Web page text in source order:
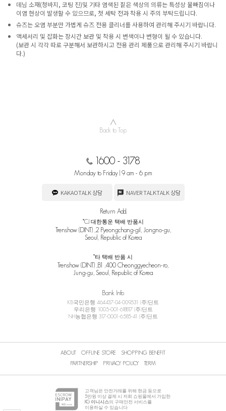
데님 소재(청바지, 코팅 진)및 기타 염색된 짙은 색상의 의류는 특성상 물빠짐이나
이염 현상이 발생할 수 있으므로, 첫 세탁 전과 착용 시 주의 부탁드립니다.
슈즈는 오염 부분만 가볍게 슈즈 전용 클리너를 사용하여 관리해 주시기 바랍니다.
액세서리 및 잡화는 장시간 보관 및 착용 시 변색이나 변형이 될 수 있습니다.
(보관 시 각각 따로 구분해서 보관하시고 전용 관리 제품으로 관리해 주시기 바랍니
다.)
∧
Back to Top
1600 - 3178
Monday to Friday | 9 am - 6 pm
KAKAOTALK 상담 NAVER TALKTALK 상담
Return Add.
*CJ 대한통운 택배 반품시
Trenshow (DINT) ,2 Pyeongchang-gil, Jongno-gu,
Seoul, Republic of Korea
*타 택배 반품 시
Trenshow (DINT) ,B1 ,400 Cheonggyecheon-ro,
Jung-gu, Seoul, Republic of Korea
Bank Info
KB국민은행 464437-04-009531 (주)딘트
우리은행 1005-001-618817 (주)딘트
NH농협은행 317-0001-6585-41 (주)딘트
ABOUT OFFLINE STORE
SHOPPING BENEFIT
PARTNERSHIP
PRIVACY POLICY TERM
고객님은 안전거래를 위해 현금 등으로
5만원 이상 결제 시 저희 쇼핑몰에서 가입한
KG 이니시스의 구매안전 서비스를
이용하실 수 있습니다.